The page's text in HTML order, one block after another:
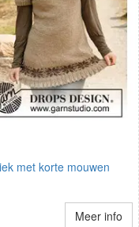
met korte mouwen
Meer info